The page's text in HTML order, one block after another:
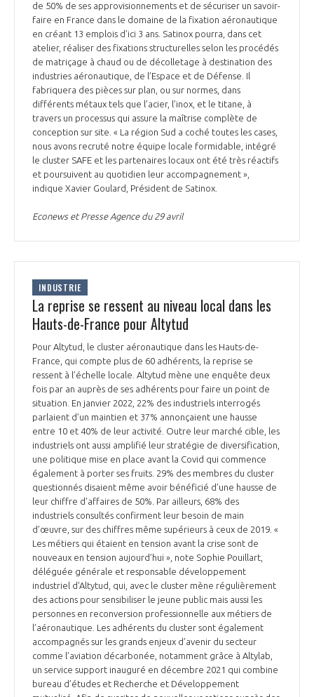
de 50% de ses approvisionnements et de sécuriser un savoir-
faire en France dans le domaine de la fixation aéronautique
en créant 13 emplois d’ici 3 ans. Satinox pourra, dans cet
atelier, réaliser des fixations structurelles selon les procédés
de matriçage à chaud ou de décolletage à destination des
industries aéronautique, de l’Espace et de Défense. Il
fabriquera des pièces sur plan, ou sur normes, dans
différents métaux tels que l’acier, l’inox, et le titane, à
travers un processus qui assure la maîtrise complète de
conception sur site. « La région Sud a coché toutes les cases,
nous avons recruté notre équipe locale formidable, intégré
le cluster SAFE et les partenaires locaux ont été très réactifs
et poursuivent au quotidien leur accompagnement »,
indique Xavier Goulard, Président de Satinox.
Econews et Presse Agence du 29 avril
INDUSTRIE
La reprise se ressent au niveau local dans les
Hauts-de-France pour Altytud
Pour Altytud, le cluster aéronautique dans les Hauts-de-
France, qui compte plus de 60 adhérents, la reprise se
ressent à l’échelle locale. Altytud mène une enquête deux
fois par an auprès de ses adhérents pour faire un point de
situation. En janvier 2022, 22% des industriels interrogés
parlaient d’un maintien et 37% annonçaient une hausse
entre 10 et 40% de leur activité. Outre leur marché cible, les
industriels ont aussi amplifié leur stratégie de diversification,
une politique mise en place avant la Covid qui commence
également à porter ses fruits. 29% des membres du cluster
questionnés disaient même avoir bénéficié d’une hausse de
leur chiffre d’affaires de 50%. Par ailleurs, 68% des
industriels consultés confirment leur besoin de main
d’œuvre, sur des chiffres même supérieurs à ceux de 2019. «
Les métiers qui étaient en tension avant la crise sont de
nouveaux en tension aujourd’hui », note Sophie Pouillart,
déléguée générale et responsable développement
industriel d’Altytud, qui, avec le cluster mène régulièrement
des actions pour sensibiliser le jeune public mais aussi les
personnes en reconversion professionnelle aux métiers de
l’aéronautique. Les adhérents du cluster sont également
accompagnés sur les grands enjeux d’avenir du secteur
comme l’aviation décarbonée, notamment grâce à Altylab,
un service support inauguré en décembre 2021 qui combine
bureau d’études et Recherche et Développement